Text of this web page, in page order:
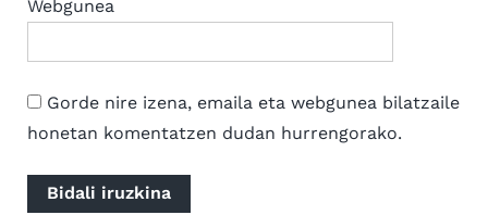
Webgunea
Gorde nire izena, emaila eta webgunea bilatzaile
honetan komentatzen dudan hurrengorako.